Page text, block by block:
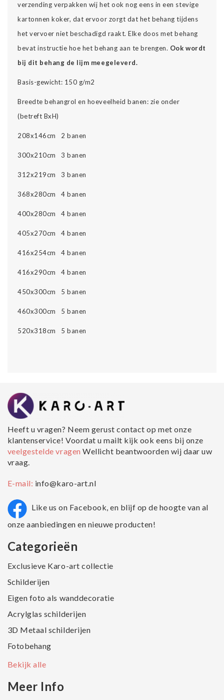
verzending verpakken wij het ook nog eens in een stevige
kartonnen koker, dat ervoor zorgt dat het behang tijdens
het vervoer niet beschadigd raakt. Elke doos met behang
bevat instructie hoe het behang aan te brengen. Ook wordt
bij dit behang de lijm meegeleverd.
Basis-gewicht: 150 g/m2
Breedte behangrol en hoeveelheid banen: zie onder
(betreft BxH)
208x146cm 2 banen
300x210cm 3 banen
312x219cm 3 banen
368x280cm 4 banen
400x280cm 4 banen
405x270cm 4 banen
416x254cm 4 banen
416x290cm 4 banen
450x300cm 5 banen
460x300cm 5 banen
520x318cm 5 banen
Heeft u vragen? Neem gerust contact op met onze
klantenservice! Voordat u mailt kijk ook eens bij onze
veelgestelde vragenWellicht beantwoorden wij daar uw
vraag.
E-mail: info@karo-art.nl
Like us on Facebook, en blijf op de hoogte van al
onze aanbiedingen en nieuwe producten!
Categorieën
Exclusieve Karo-art collectie
Schilderijen
Eigen foto als wanddecoratie
Acrylglas schilderijen
3D Metaal schilderijen
Fotobehang
Bekijk alle
Meer Info